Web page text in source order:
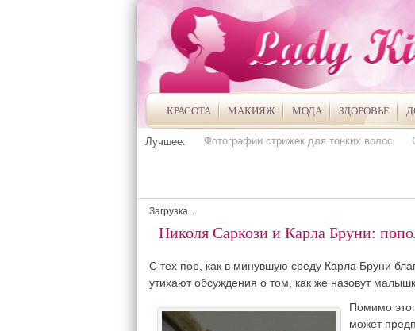
КРАСОТА МАКИЯЖ МОДА ЗДОРОВЬЕ
Лучшее: Фотографии стрижек для тонких волос
Загрузка...
Николя Саркози и Карла Бруни:
С тех пор, как в минувшую среду Карла Бруни
утихают обсуждения о том, как же назовут
Помимо
может